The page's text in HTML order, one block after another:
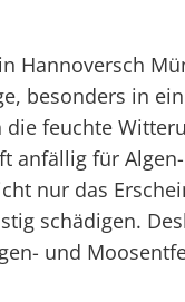
Hannoversch
besonders in
feuchte
anfällig für
nur das
schädigen.
und